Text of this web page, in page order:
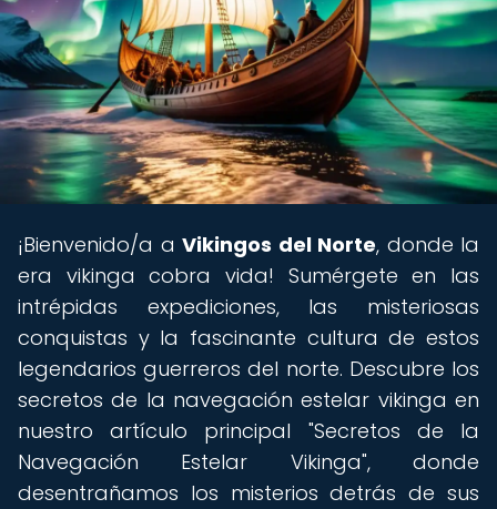
¡Bienvenido/a a Vikingos del Norte, donde la
era vikinga cobra vida! Sumérgete en las
intrépidas expediciones, las misteriosas
conquistas y la fascinante cultura de estos
legendarios guerreros del norte. Descubre los
secretos de la navegación estelar vikinga en
nuestro artículo principal "Secretos de la
Navegación Estelar Vikinga", donde
desentrañamos los misterios detrás de sus